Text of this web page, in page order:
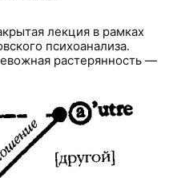
лекция в рамках
психоанализа.
растерянность —